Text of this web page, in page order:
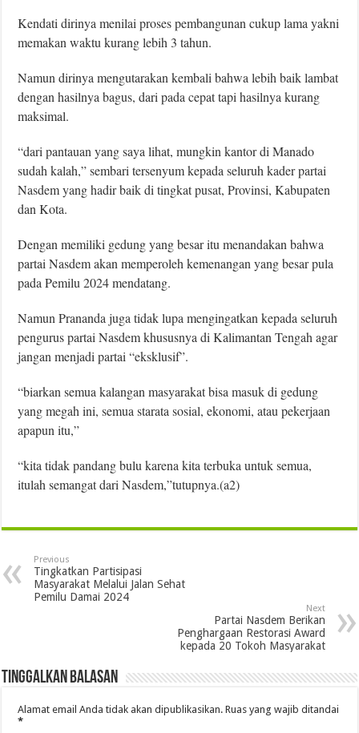
Kendati dirinya menilai proses pembangunan cukup lama yakni
memakan waktu kurang lebih 3 tahun.
Namun dirinya mengutarakan kembali bahwa lebih baik lambat
dengan hasilnya bagus, dari pada cepat tapi hasilnya kurang
maksimal.
“dari pantauan yang saya lihat, mungkin kantor di Manado
sudah kalah,” sembari tersenyum kepada seluruh kader partai
Nasdem yang hadir baik di tingkat pusat, Provinsi, Kabupaten
dan Kota.
Dengan memiliki gedung yang besar itu menandakan bahwa
partai Nasdem akan memperoleh kemenangan yang besar pula
pada Pemilu 2024 mendatang.
Namun Prananda juga tidak lupa mengingatkan kepada seluruh
pengurus partai Nasdem khususnya di Kalimantan Tengah agar
jangan menjadi partai “eksklusif”.
“biarkan semua kalangan masyarakat bisa masuk di gedung
yang megah ini, semua starata sosial, ekonomi, atau pekerjaan
apapun itu,”
“kita tidak pandang bulu karena kita terbuka untuk semua,
itulah semangat dari Nasdem,”tutupnya.(a2)
Previous
Tingkatkan Partisipasi
Masyarakat Melalui Jalan Sehat
Pemilu Damai 2024
Next
Partai Nasdem Berikan
Penghargaan Restorasi Award
kepada 20 Tokoh Masyarakat
Tinggalkan Balasan
Alamat email Anda tidak akan dipublikasikan. Ruas yang wajib ditandai
*